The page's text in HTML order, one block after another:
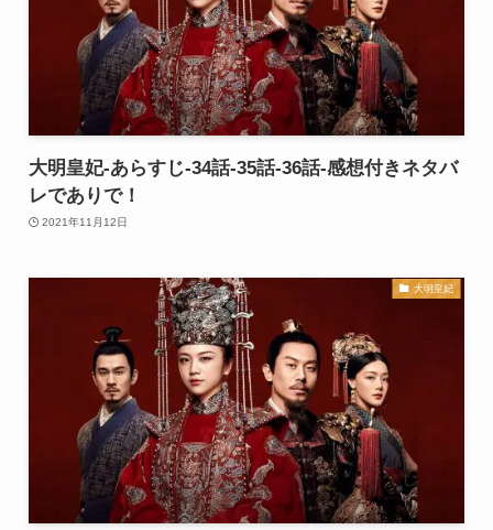
大明皇妃-あらすじ-34話-35話-36話-感想付きネタバ
レでありで！
2021年11月12日
大明皇妃